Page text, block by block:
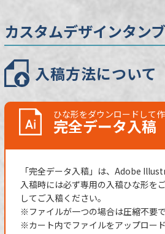
個包装
PE袋､紙
のし 不可
最短出荷予定日 校了後14
カスタムデザインタン
入稿方法について
ひな形をダウンロードして
完全データ入稿
「完全データ入稿」は、Adobe
入稿時には必ず専用の入稿ひな形を
してご入稿ください。
※ファイルが一つの場合は圧縮不要で
※カート内でファイルをアップロード